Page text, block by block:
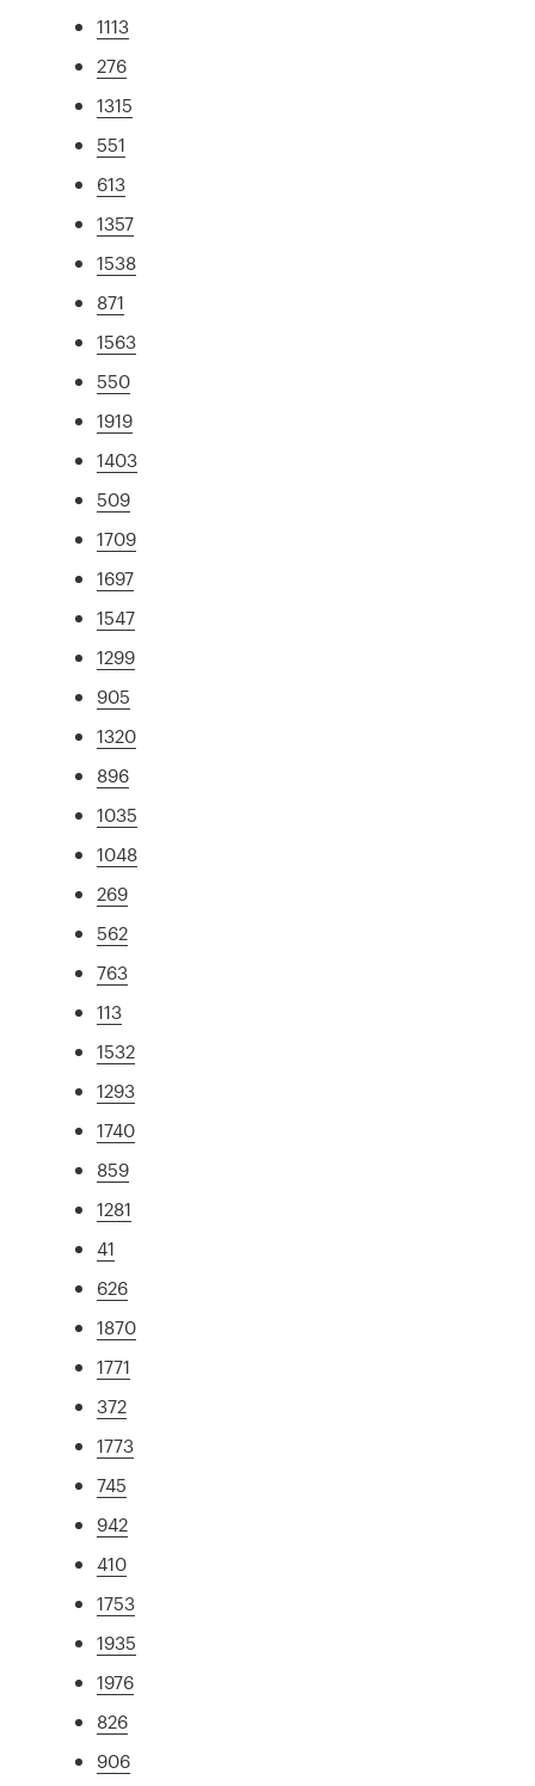
1113
276
1315
551
613
1357
1538
871
1563
550
1919
1403
509
1709
1697
1547
1299
905
1320
896
1035
1048
269
562
763
113
1532
1293
1740
859
1281
41
626
1870
1771
372
1773
745
942
410
1753
1935
1976
826
906